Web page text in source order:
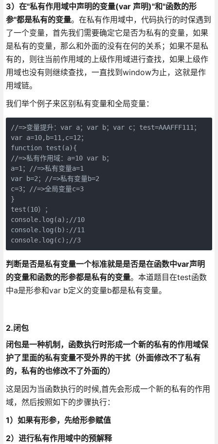
3）在"私有作用域中声明的变量(var 声明)"和"函数的形
参"都是私有的变量。在私有作用域中，代码执行的时保遇到
了一个变量，首先我们需要确定它是否为私有的变量，如果
是私有的变量，那么和外面的没有在何的关系；如果不是私
有的，则往当前作用域的上级作用域进行查找，如果上级作
用域也没有则继续查找，一直找到window为止，这就是作
用域链。
我们举个例子来区别私有变量和全局变量：
//=>变量提升：var a；var b；var c；test=AAAFFF111；
var a=10,b=11,c=12；
function test(a){
//=>私有作用域：a=10 var b；
a=1；//=>私有变量a=1
var b=2；//=>私有变量b=2
c=3；//=>全局变量c=3
}
test(10）；
console.log(a);//10
console.log(b)://11
console.log(c);//3
判断是否是私有变量一个标准就是是否是在函数中var声明
的变量和函数的形参都是私有的变量。本道题目在test函数
中a是形参和var b定义的变量b都是私有变量。
2.闭包
闭包是一种机制，函数执行时形成一个新的私有的作用域保
护了里面的私有变量不受外界的干扰（外面修改不了私有
的，私有的也修改不了外面的）
这是因为当函数执行的时候,首先会形成一个新的私有的作用
域，然后按照如下的步骤执行：
1）如果有形参，先给形参赋值
2）进行私有作用域中的预解释